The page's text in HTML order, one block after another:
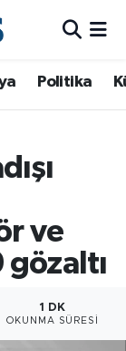
Politika
ve
1 DK
OKUNMA SÜRESI